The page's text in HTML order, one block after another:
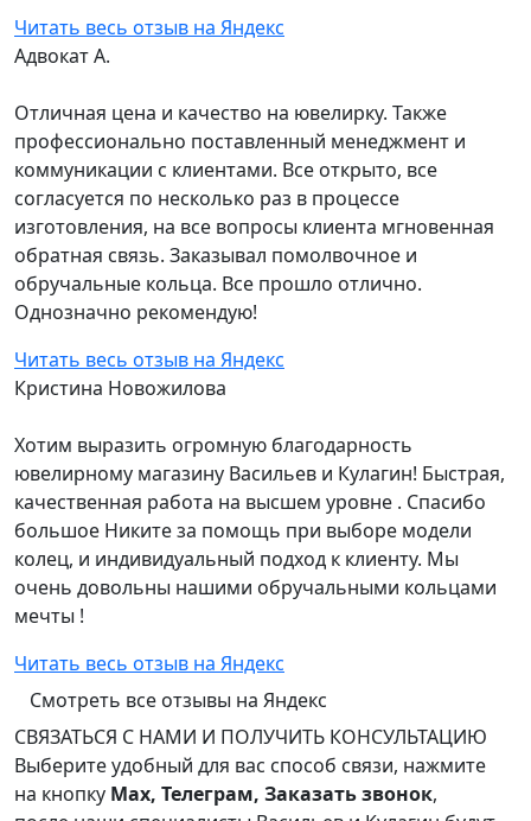
Читать весь отзыв на Яндекс
Адвокат А.
Отличная цена и качество на ювелирку. Также
профессионально поставленный менеджмент и
коммуникации с клиентами. Все открыто, все
согласуется по несколько раз в процессе
изготовления, на все вопросы клиента мгновенная
обратная связь. Заказывал помолвочное и
обручальные кольца. Все прошло отлично.
Однозначно рекомендую!
Читать весь отзыв на Яндекс
Кристина Новожилова
Хотим выразить огромную благодарность
ювелирному магазину Васильев и Кулагин! Быстрая,
качественная работа на высшем уровне . Спасибо
большое Никите за помощь при выборе модели
колец, и индивидуальный подход к клиенту. Мы
очень довольны нашими обручальными кольцами
мечты !
Читать весь отзыв на Яндекс
Смотреть все отзывы на Яндекс
СВЯЗАТЬСЯ С НАМИ И ПОЛУЧИТЬ КОНСУЛЬТАЦИЮ
Выберите удобный для вас способ связи, нажмите
на кнопку Max, Телеграм, Заказать звонок,